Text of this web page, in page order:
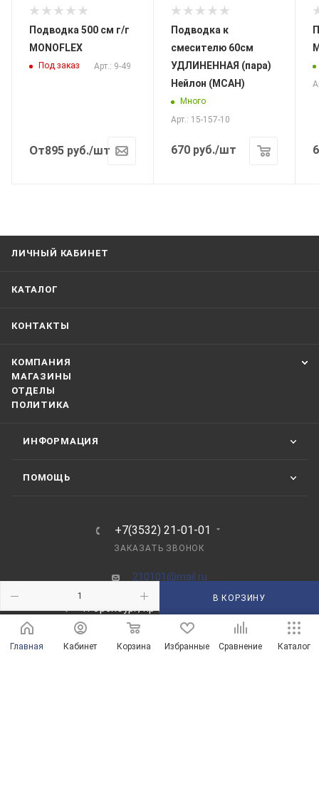
В КОРЗИНУ
Подводка 500 см г/г
MONOFLEX
Под заказ Арт.: 9-49
От895 руб./шт
Подводка к
смесителю 60см
УДЛИНЕННАЯ (пара)
Нейлон (МСАН)
Много
Арт.: 15-157-10
670 руб./шт
ЛИЧНЫЙ КАБИНЕТ
КАТАЛОГ
КОНТАКТЫ
КОМПАНИЯ
МАГАЗИНЫ
ОТДЕЛЫ
ПОЛИТИКА
ИНФОРМАЦИЯ
ПОМОЩЬ
+7(3532) 21-01-01
ЗАКАЗАТЬ ЗВОНОК
210101@mail.ru
г. Оренбург, пр-д Автоматики, 8 "А"
Главная Кабинет Корзина Избранные Сравнение Каталог